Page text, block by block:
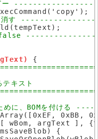
{
0xBB,
wBom, argText ],
{